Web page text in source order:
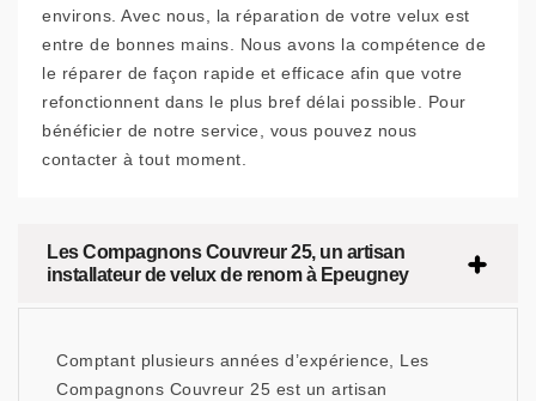
environs. Avec nous, la réparation de votre velux est
entre de bonnes mains. Nous avons la compétence de
le réparer de façon rapide et efficace afin que votre
refonctionnent dans le plus bref délai possible. Pour
bénéficier de notre service, vous pouvez nous
contacter à tout moment.
Les Compagnons Couvreur 25, un artisan
installateur de velux de renom à Epeugney
Comptant plusieurs années d’expérience, Les
Compagnons Couvreur 25 est un artisan